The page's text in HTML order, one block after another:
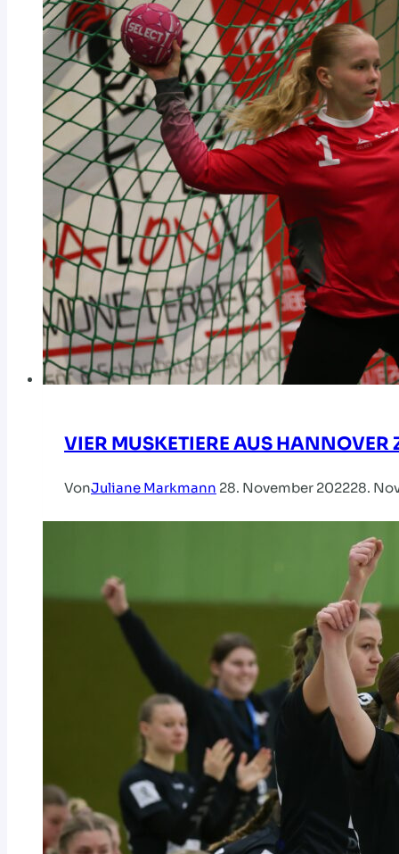
VIER MUSKETIERE AUS
VonJuliane Markmann 28. November 202228.